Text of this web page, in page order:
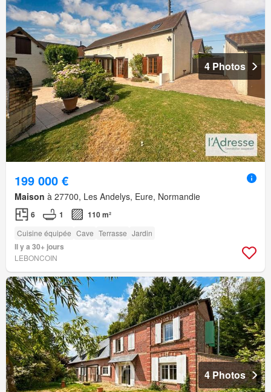
4 Photos
199 000 €
Maison à 27700, Les Andelys, Eure, Normandie
6 1 110 m²
Cuisine équipée Cave Terrasse Jardin
Il y a 30+ jours
LEBONCOIN
4 Photos